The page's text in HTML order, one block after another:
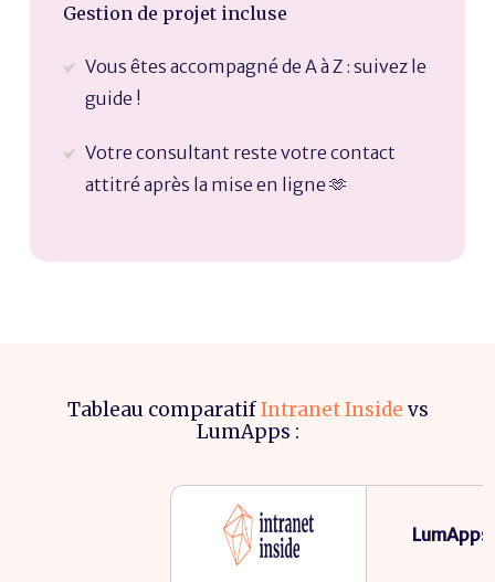
Gestion de projet incluse
Vous êtes accompagné de A à Z : suivez le
guide !
Votre consultant reste votre contact
attitré après la mise en ligne 🫶
Tableau comparatifIntranet Inside vs
LumApps :
LumApps